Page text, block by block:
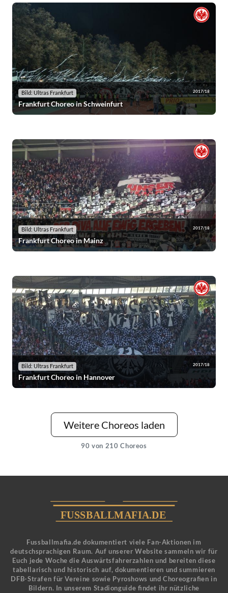
Bild: Ultras Frankfurt 2017/18
Frankfurt Choreo in Schweinfurt
Bild: Ultras Frankfurt 2017/18
Frankfurt Choreo in Mainz
Bild: Ultras Frankfurt 2017/18
Frankfurt Choreo in Hannover
Weitere Choreos laden
90 von 210 Choreos
Fussballmafia.de dokumentiert viele Fan-Aktionen im
deutschsprachigen Raum. Auf unserer Website sammeln wir für
Euch jede Woche die Auswärtsfahrerzahlen und bereiten diese
tabellarisch und historisch auf, dokumentieren und summieren
DFB-Strafen für Vereine sowie Pyroshows und Choreografien in
Bildern. In unserem Stadionguide findet ihr nützliche